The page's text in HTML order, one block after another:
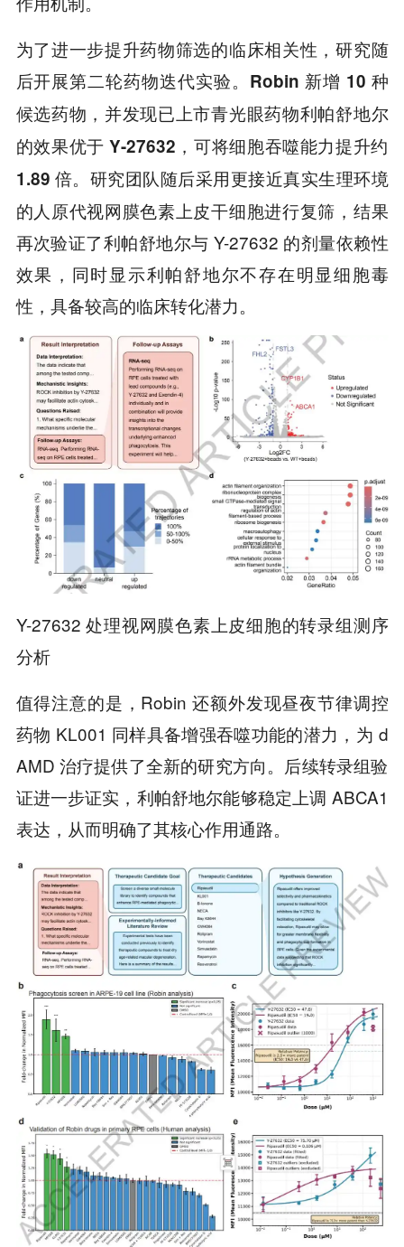
为了进一步提升药物筛选的临床相关性，研究随
后开展第二轮药物迭代实验。 Robin 新增 10 种
候选药物，并发现已上市青光眼药物利帕舒地尔
的效果优于 Y-27632，可将细胞吞噬能力提升约
1.89 倍。 研究团队随后采用更接近真实生理环境
的人原代视网膜色素上皮干细胞进行复筛，结果
再次验证了利帕舒地尔与 Y-27632 的剂量依赖性
效果，同时显示利帕舒地尔不存在明显细胞毒
性，具备较高的临床转化潜力。
Y-27632 处理视网膜色素上皮细胞的转录组测序
分析
值得注意的是，Robin 还额外发现昼夜节律调控
药物 KL001 同样具备增强吞噬功能的潜力，为 d
AMD 治疗提供了全新的研究方向。后续转录组验
证进一步证实，利帕舒地尔能够稳定上调 ABCA1
表达，从而明确了其核心作用通路。